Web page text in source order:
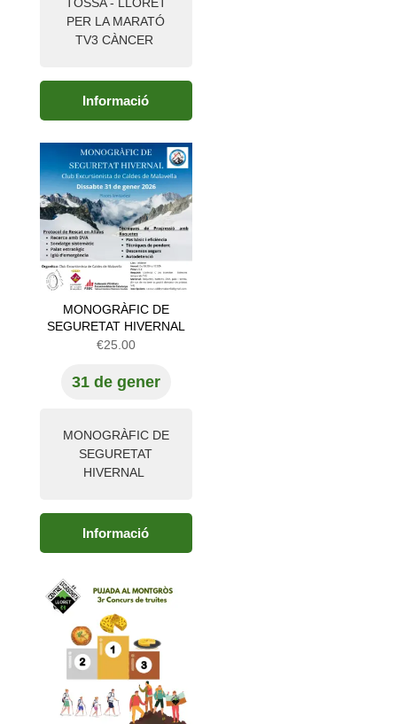
€8.00
TOSSA - LLORET
PER LA MARATÓ
TV3 CÀNCER
Informació
MONOGRÀFIC DE
SEGURETAT HIVERNAL
€25.00
31 de gener
MONOGRÀFIC DE
SEGURETAT
HIVERNAL
Informació